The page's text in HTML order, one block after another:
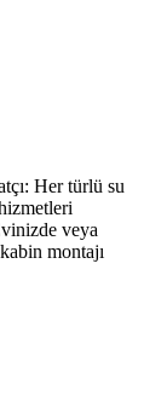
Her türlü su
veya
montajı